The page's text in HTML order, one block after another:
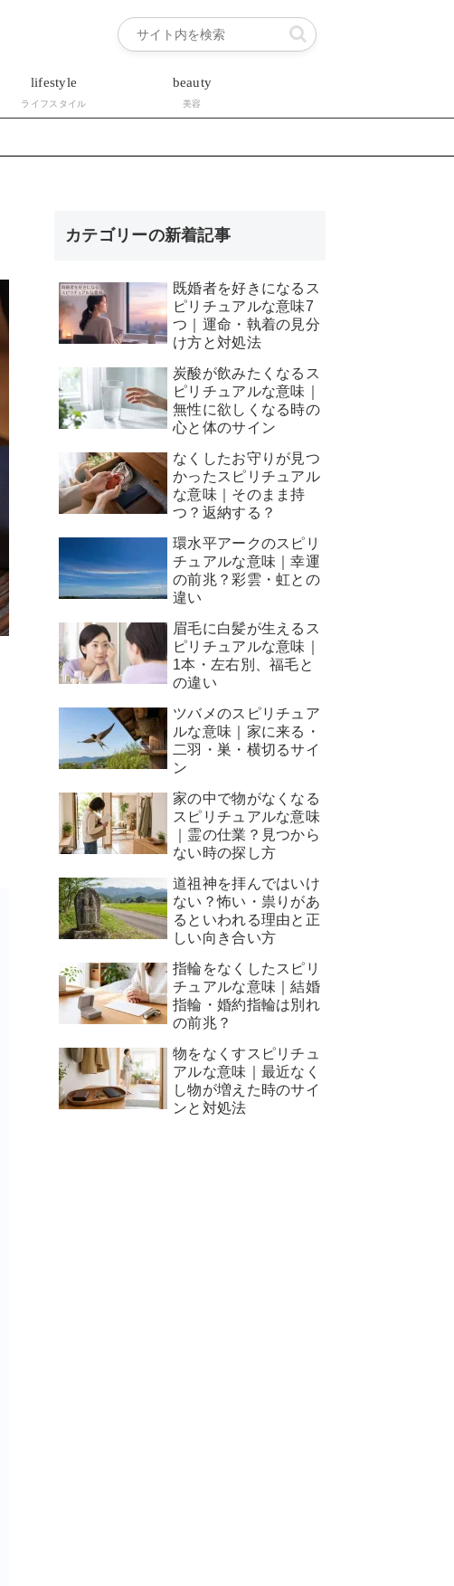
lifestyle
ライフスタイル
beauty
美容
カテゴリーの新着記事
既婚者を好きになるス
ピリチュアルな意味7
つ｜運命・執着の見分
け方と対処法
炭酸が飲みたくなるス
ピリチュアルな意味｜
無性に欲しくなる時の
心と体のサイン
なくしたお守りが見つ
かったスピリチュアル
な意味｜そのまま持
つ？返納する？
環水平アークのスピリ
チュアルな意味｜幸運
の前兆？彩雲・虹との
違い
眉毛に白髪が生えるス
ピリチュアルな意味｜
1本・左右別、福毛と
の違い
ツバメのスピリチュア
ルな意味｜家に来る・
二羽・巣・横切るサイ
ン
家の中で物がなくなる
スピリチュアルな意味
｜霊の仕業？見つから
ない時の探し方
道祖神を拝んではいけ
ない？怖い・祟りがあ
るといわれる理由と正
しい向き合い方
指輪をなくしたスピリ
チュアルな意味｜結婚
指輪・婚約指輪は別れ
の前兆？
物をなくすスピリチュ
アルな意味｜最近なく
し物が増えた時のサイ
ンと対処法